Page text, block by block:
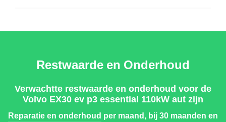
Restwaarde en Onderhoud
Verwachtte restwaarde en onderhoud voor de
Volvo EX30 ev p3 essential 110kW aut zijn
Reparatie en onderhoud per maand, bij 30 maanden en